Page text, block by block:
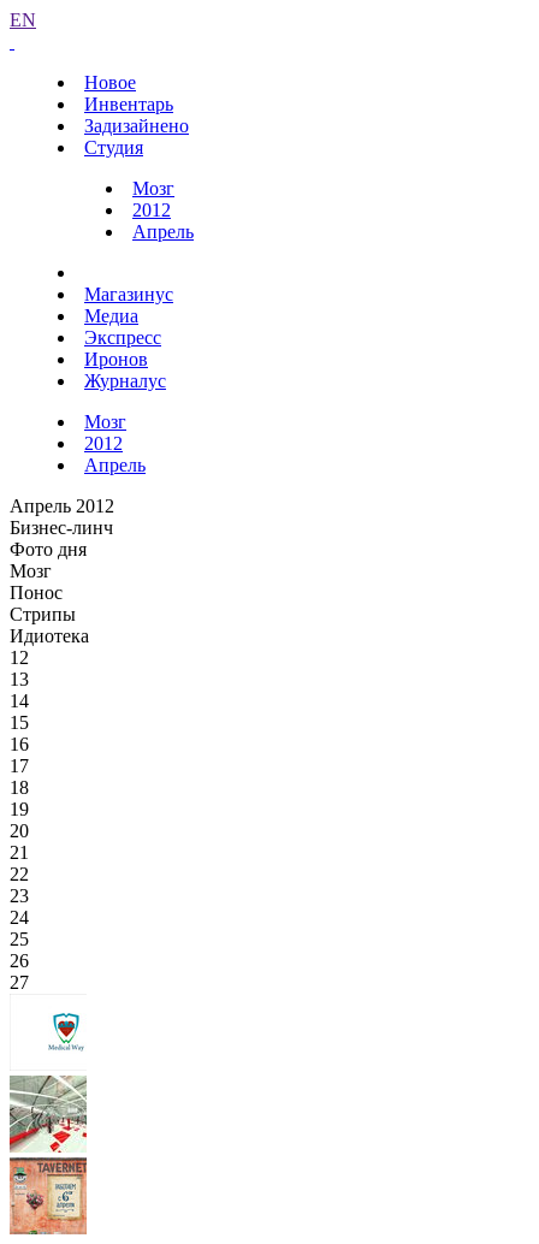
EN
Новое
Инвентарь
Задизайнено
Студия
Мозг
2012
Апрель
Магазинус
Медиа
Экспресс
Иронов
Журналус
Мозг
2012
Апрель
Апрель 2012
Бизнес-линч
Фото дня
Мозг
Понос
Стрипы
Идиотека
12
13
14
15
16
17
18
19
20
21
22
23
24
25
26
27